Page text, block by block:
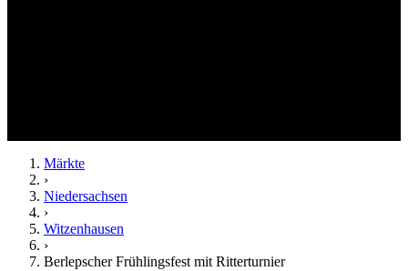
Märkte
›
Niedersachsen
›
Witzenhausen
›
Berlepscher Frühlingsfest mit Ritterturnier